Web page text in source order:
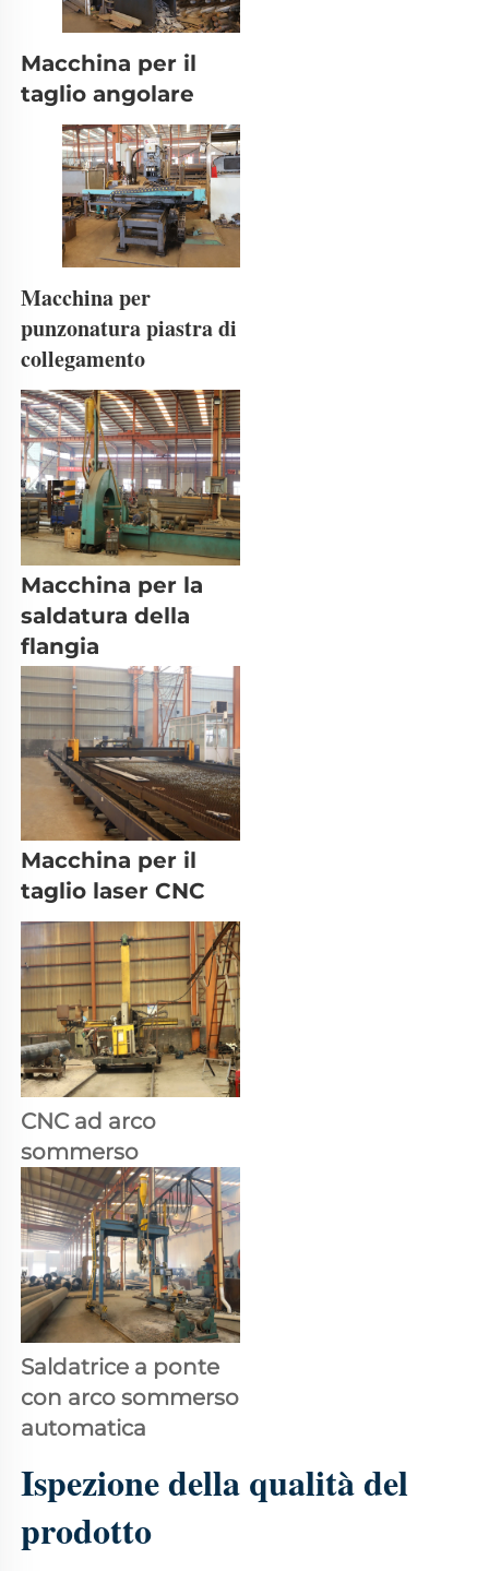
Macchina per il
taglio angolare
Macchina per
punzonatura piastra di
collegamento
Macchina per la
saldatura della
flangia
Macchina per il
taglio laser CNC
CNC ad arco
sommerso
Saldatrice a ponte
con arco sommerso
automatica
Ispezione della qualità del
prodotto